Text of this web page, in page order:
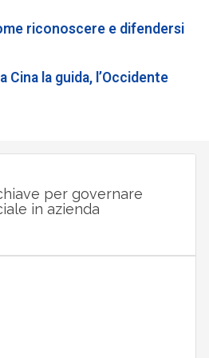
riconoscere e difendersi
Cina la guida, l’Occidente
per governare
in azienda